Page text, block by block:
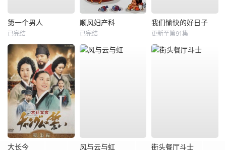
第一个男人
已完结
顺风妇产科
已完结
我们愉快的好日子
更新至第91集
大长今 风与云与虹 街头餐厅斗士